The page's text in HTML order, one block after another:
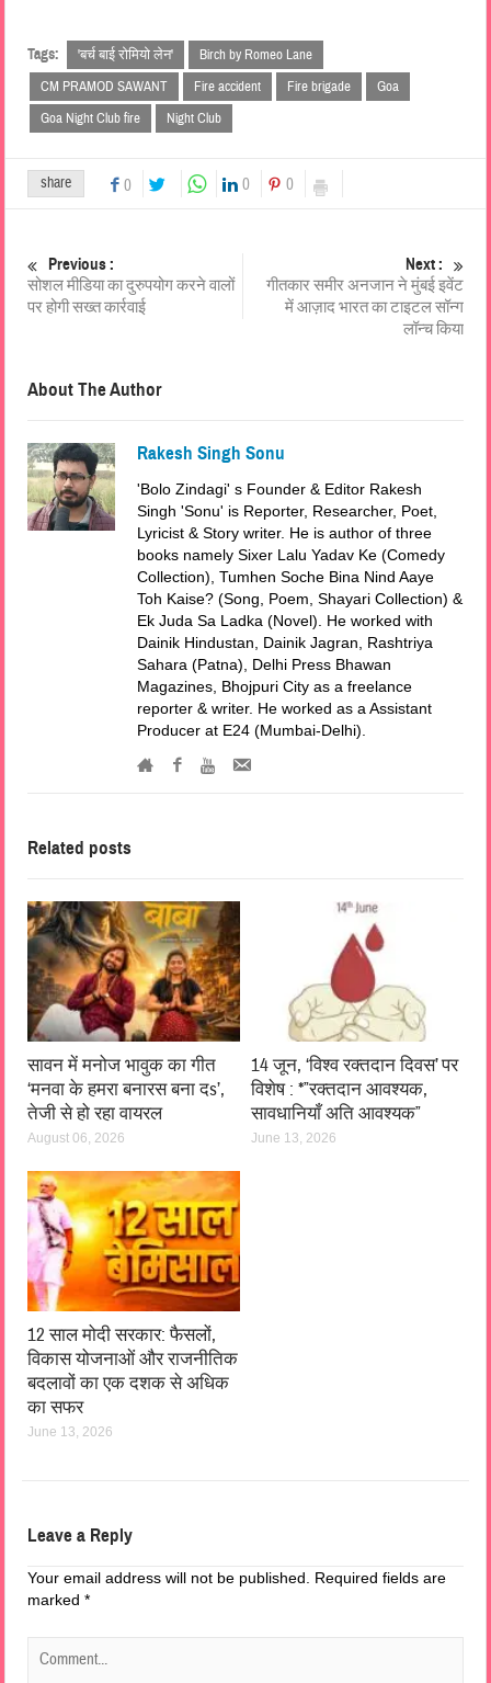
Tags: 'बर्च बाई रोमियो लेन'
Birch by Romeo Lane
CM PRAMOD SAWANT
Fire accident Fire brigade
Goa
Goa Night Club fire
Night Club
share 0 0 0
Previous :
सोशल मीडिया का दुरुपयोग करने वालों
पर होगी सख्त कार्रवाई
Next :
गीतकार समीर अनजान ने मुंबई इवेंट
में आज़ाद भारत का टाइटल सॉन्ग
लॉन्च किया
About The Author
Rakesh Singh Sonu
'Bolo Zindagi' s Founder & Editor Rakesh
Singh 'Sonu' is Reporter, Researcher, Poet,
Lyricist & Story writer. He is author of three
books namely Sixer Lalu Yadav Ke (Comedy
Collection), Tumhen Soche Bina Nind Aaye
Toh Kaise? (Song, Poem, Shayari Collection) &
Ek Juda Sa Ladka (Novel). He worked with
Dainik Hindustan, Dainik Jagran, Rashtriya
Sahara (Patna), Delhi Press Bhawan
Magazines, Bhojpuri City as a freelance
reporter & writer. He worked as a Assistant
Producer at E24 (Mumbai-Delhi).
Related posts
सावन में मनोज भावुक का गीत
‘मनवा के हमरा बनारस बना दs’,
तेजी से हो रहा वायरल
August 06, 2026
14 जून, ‘विश्व रक्तदान दिवस’ पर
विशेष : *”रक्तदान आवश्यक,
सावधानियाँ अति आवश्यक”
June 13, 2026
12 साल मोदी सरकार: फैसलों,
विकास योजनाओं और राजनीतिक
बदलावों का एक दशक से अधिक
का सफर
June 13, 2026
Leave a Reply
Your email address will not be published.
Required fields are
marked*